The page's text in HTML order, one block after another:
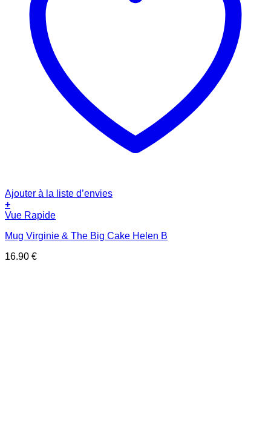
Ajouter à la liste d’envies
+
Vue Rapide
Mug Virginie & The Big Cake Helen B
16.90 €